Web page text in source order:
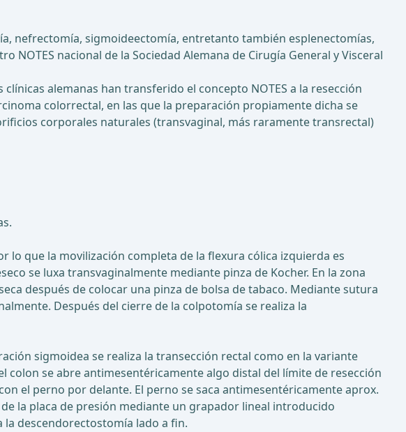
nefrectomía, sigmoideectomía, entretanto también esplenectomías,
nacional de la Sociedad Alemana de Cirugía General y Visceral
alemanas han transferido el concepto NOTES a la resección
colorrectal, en las que la preparación propiamente dicha se
corporales naturales (transvaginal, más raramente transrectal)
que la movilización completa de la flexura cólica izquierda es
se luxa transvaginalmente mediante pinza de Kocher. En la zona
después de colocar una pinza de bolsa de tabaco. Mediante sutura
Después del cierre de la colpotomía se realiza la
sigmoidea se realiza la transección rectal como en la variante
se abre antimesentéricamente algo distal del límite de resección
el perno por delante. El perno se saca antimesentéricamente aprox.
la placa de presión mediante un grapador lineal introducido
descendorectostomía lado a fin.